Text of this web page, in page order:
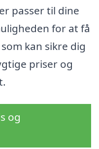
passer til dine
for at få
kan sikre dig
priser og
og